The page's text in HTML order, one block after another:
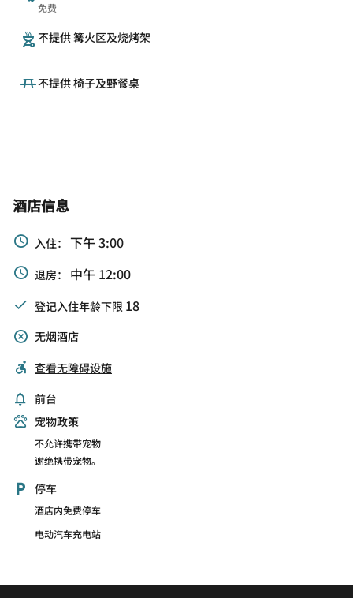
免费
不提供 篝火区及烧烤架
不提供 椅子及野餐桌
酒店信息
入住： 下午 3:00
退房： 中午 12:00
登记入住年龄下限 18
无烟酒店
查看无障碍设施
前台
宠物政策
不允许携带宠物
谢绝携带宠物。
停车
酒店内免费停车
电动汽车充电站